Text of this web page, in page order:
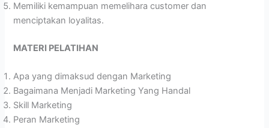
Memiliki kemampuan memelihara customer dan
menciptakan loyalitas.
MATERI PELATIHAN
Apa yang dimaksud dengan Marketing
Bagaimana Menjadi Marketing Yang Handal
Skill Marketing
Peran Marketing